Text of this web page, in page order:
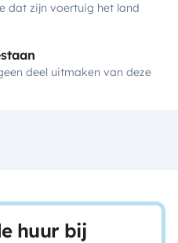
dat zijn voertuig het land
deel uitmaken van deze
huur bij